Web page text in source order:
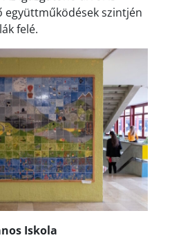
együttműködések szintjén
felé.
Iskola